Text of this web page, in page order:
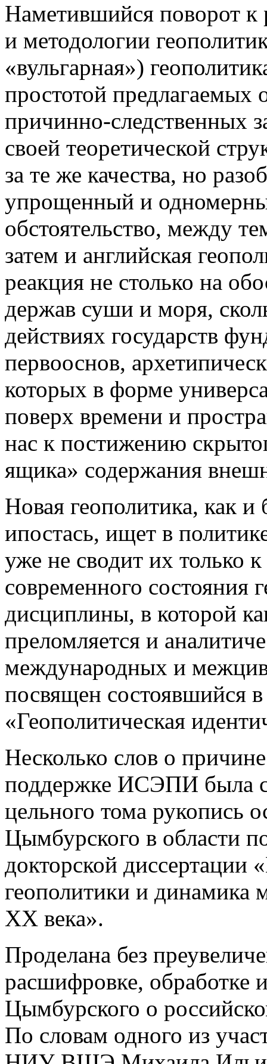
Наметившийся поворот
и методологии
«вульгарная»)
простотой предлагаемых
причинно-следственных
своей теоретической
за те же качества, но
упрощенный и
обстоятельство, между
затем и английская
реакция не столько на
держав суши и моря,
действиях государств
первооснов,
которых в форме
поверх времени и
нас к постижению
ящика» содержания
Новая геополитика, как и
ипостась, ищет в
уже не сводит их только
современного состояния
дисциплины, в которой
преломляется и
международных и
посвящен
«Геополитическая
Несколько слов о
поддержке ИСЭПИ была
цельного тома рукопись
Цымбурского в области
докторской диссертации
геополитики и
XX века».
Проделана без
расшифровке, обработке
Цымбурского о
По словам одного из